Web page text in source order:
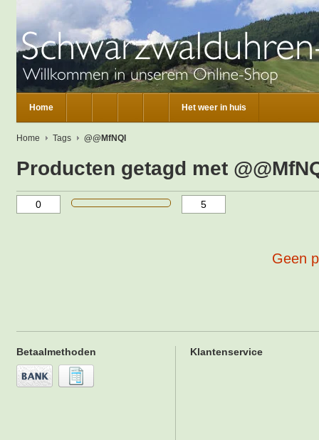
Home Het weer in huis
Home Tags @@MfNQI
Producten getagd met
Geen
Betaalmethoden Klantenservice